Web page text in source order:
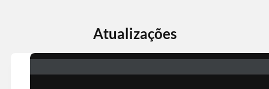
Atualizações